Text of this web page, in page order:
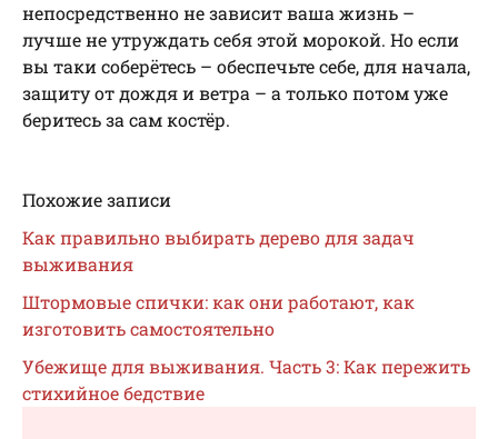
непосредственно не зависит ваша жизнь –
лучше не утруждать себя этой морокой. Но если
вы таки соберётесь – обеспечьте себе, для начала,
защиту от дождя и ветра – а только потом уже
беритесь за сам костёр.
Похожие записи
Как правильно выбирать дерево для задач
выживания
Штормовые спички: как они работают, как
изготовить самостоятельно
Убежище для выживания. Часть 3: Как пережить
стихийное бедствие